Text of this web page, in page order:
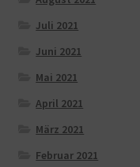
Juli 2021
Juni 2021
Mai 2021
April 2021
März 2021
Februar 2021